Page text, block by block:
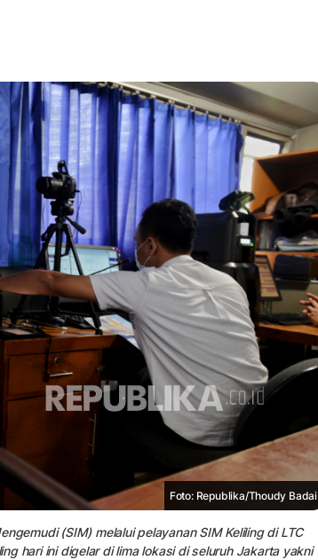
Foto: Republika/Thoudy Badai
(SIM) melalui pelayanan SIM Keliling di LTC
hari ini digelar di lima lokasi di seluruh Jakarta yakni